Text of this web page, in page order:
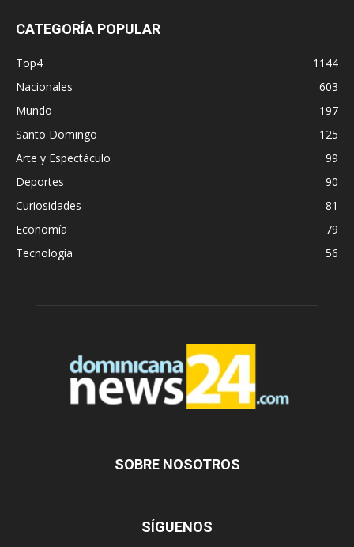
CATEGORÍA POPULAR
Top4
1144
Nacionales
603
Mundo
197
Santo Domingo
125
Arte y Espectáculo
99
Deportes
90
Curiosidades
81
Economía
79
Tecnología
56
SOBRE NOSOTROS
SÍGUENOS